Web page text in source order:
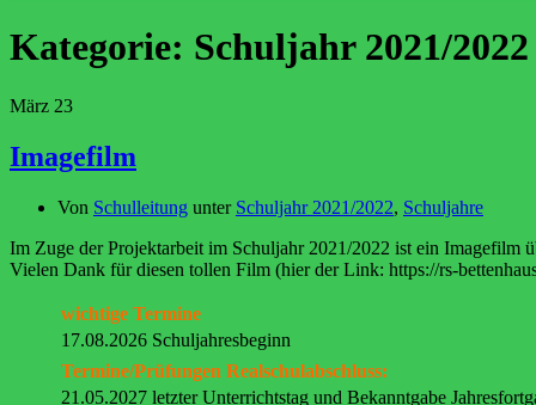
Kategorie: Schuljahr 2021/2022
März 23
Imagefilm
Von Schulleitung unter Schuljahr 2021/2022, Schuljahre
Im Zuge der Projektarbeit im Schuljahr 2021/2022 ist ein Imagefilm
Vielen Dank für diesen tollen Film (hier der Link: https://rs-
wichtige Termine
17.08.2026 Schuljahresbeginn
Termine/Prüfungen Realschulabschluss:
21.05.2027 letzter Unterrichtstag und Bekanntgabe